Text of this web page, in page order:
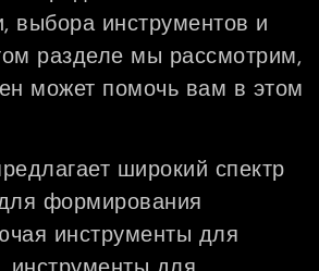
выбора инструментов и
разделе мы рассмотрим,
может помочь вам в этом
широкий спектр
формирования
инструменты для